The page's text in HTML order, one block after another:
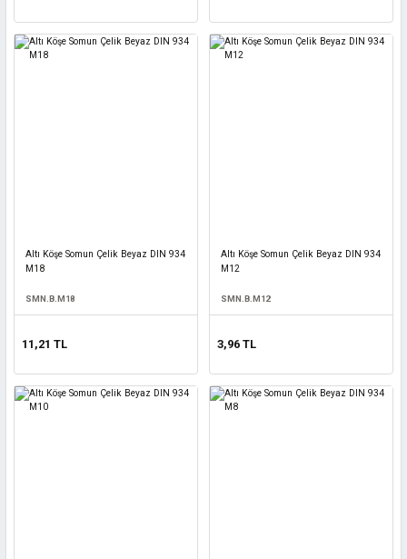
Altı Köşe Somun Çelik Beyaz DIN 934
M18
SMN.B.M18
11,21 TL
Altı Köşe Somun Çelik Beyaz DIN 934
M12
SMN.B.M12
3,96 TL